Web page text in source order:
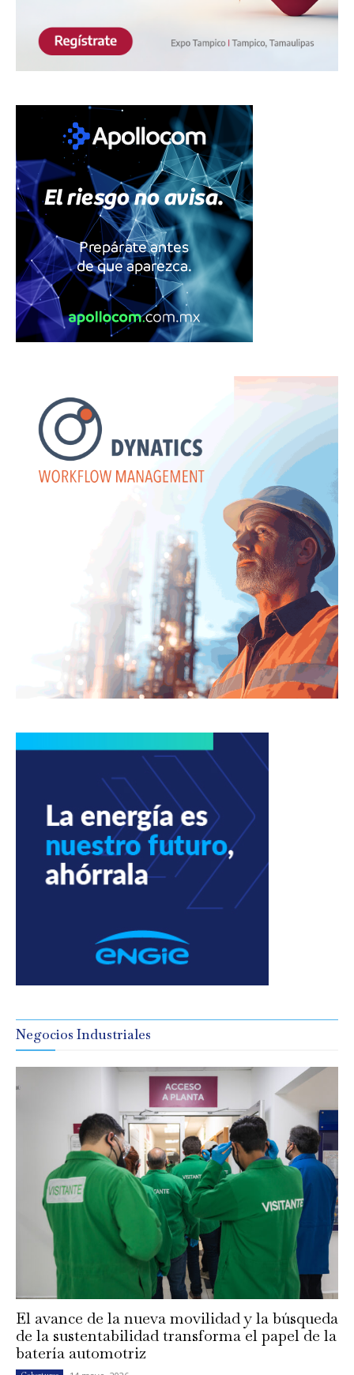
Negocios Industriales
El avance de la nueva movilidad y la búsqueda
de la sustentabilidad transforma el papel de la
batería automotriz